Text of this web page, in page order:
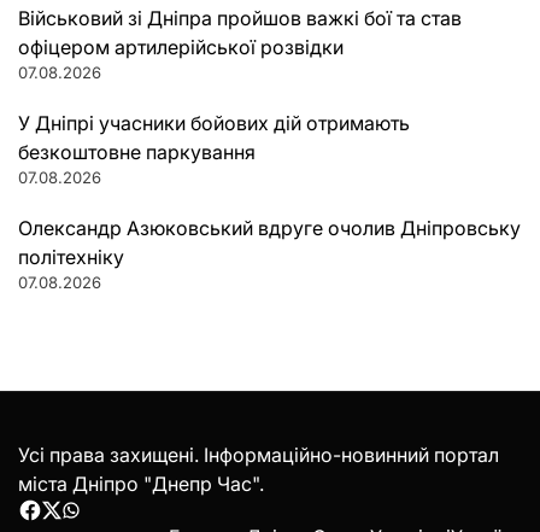
Військовий зі Дніпра пройшов важкі бої та став
офіцером артилерійської розвідки
07.08.2026
У Дніпрі учасники бойових дій отримають
безкоштовне паркування
07.08.2026
Олександр Азюковський вдруге очолив Дніпровську
політехніку
07.08.2026
Усі права захищені. Інформаційно-новинний портал
міста Дніпро "Днепр Час".
Facebook
Twitter
WhatsApp